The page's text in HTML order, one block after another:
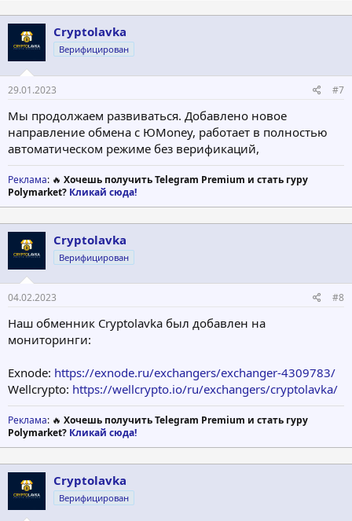
Cryptolavka
Верифицирован
29.01.2023 #7
Мы продолжаем развиваться. Добавлено новое
направление обмена с ЮMoney, работает в полностью
автоматическом режиме без верификаций,
Реклама: 🔥 Хочешь получить Telegram Premium и стать гуру
Polymarket? Кликай сюда!
Cryptolavka
Верифицирован
04.02.2023 #8
Наш обменник Cryptolavka был добавлен на
мониторинги:
Exnode: https://exnode.ru/exchangers/exchanger-4309783/
Wellcrypto: https://wellcrypto.io/ru/exchangers/cryptolavka/
Реклама: 🔥 Хочешь получить Telegram Premium и стать гуру
Polymarket? Кликай сюда!
Cryptolavka
Верифицирован